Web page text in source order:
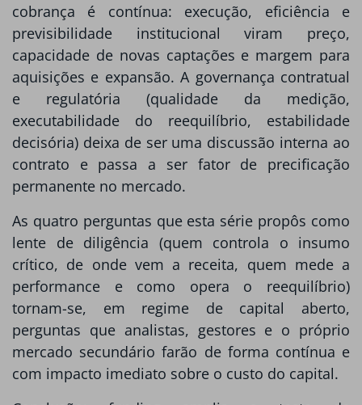
cobrança é contínua: execução, eficiência e
previsibilidade institucional viram preço,
capacidade de novas captações e margem para
aquisições e expansão. A governança contratual
e regulatória (qualidade da medição,
executabilidade do reequilíbrio, estabilidade
decisória) deixa de ser uma discussão interna ao
contrato e passa a ser fator de precificação
permanente no mercado.
As quatro perguntas que esta série propôs como
lente de diligência (quem controla o insumo
crítico, de onde vem a receita, quem mede a
performance e como opera o reequilíbrio)
tornam-se, em regime de capital aberto,
perguntas que analistas, gestores e o próprio
mercado secundário farão de forma contínua e
com impacto imediato sobre o custo do capital.